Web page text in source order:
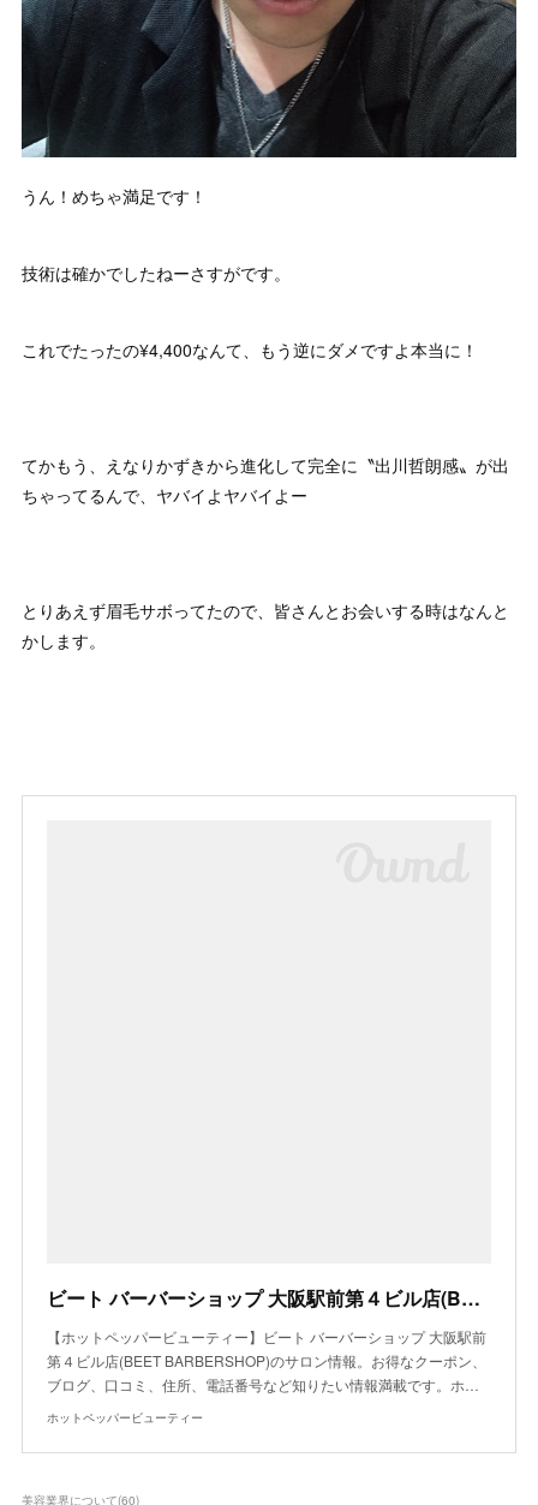
うん！めちゃ満足です！
技術は確かでしたねーさすがです。
これでたったの¥4,400なんて、もう逆にダメですよ本当に！
てかもう、えなりかずきから進化して完全に〝出川哲朗感〟が出
ちゃってるんで、ヤバイよヤバイよー
とりあえず眉毛サボってたので、皆さんとお会いする時はなんと
かします。
ビート バーバーショップ 大阪駅前第４ビル店(BEET BARBERSHOP)｜ホットペッパービューティー
【ホットペッパービューティー】ビート バーバーショップ 大阪駅前
第４ビル店(BEET BARBERSHOP)のサロン情報。お得なクーポン、
ブログ、口コミ、住所、電話番号など知りたい情報満載です。ホ…
ホットペッパービューティー
美容業界について(60)